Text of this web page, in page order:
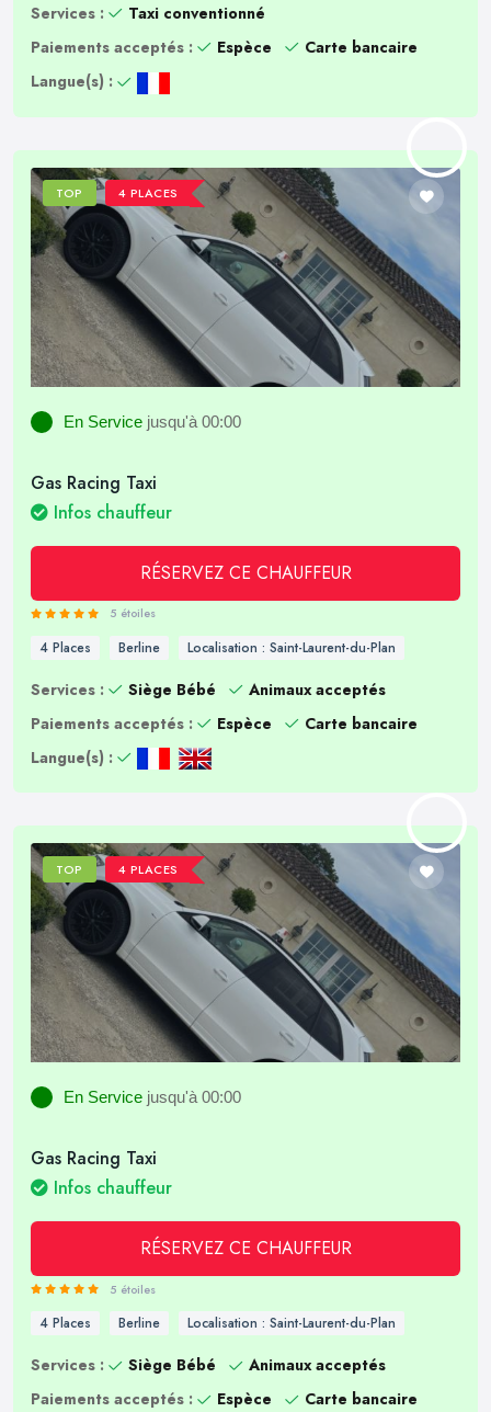
Services :
Taxi conventionné
Paiements acceptés :
Espèce
Carte bancaire
Langue(s) :
TOP 4 PLACES
En Service jusqu'à 00:00
Gas Racing Taxi
Infos chauffeur
RÉSERVEZ CE CHAUFFEUR
5 étoiles
4 Places Berline Localisation : Saint-Laurent-du-Plan
Services : Siège Bébé
Animaux acceptés
Paiements acceptés :
Espèce
Carte bancaire
Langue(s) :
TOP 4 PLACES
En Service jusqu'à 00:00
Gas Racing Taxi
Infos chauffeur
RÉSERVEZ CE CHAUFFEUR
5 étoiles
4 Places Berline Localisation : Saint-Laurent-du-Plan
Services : Siège Bébé
Animaux acceptés
Paiements acceptés :
Espèce
Carte bancaire